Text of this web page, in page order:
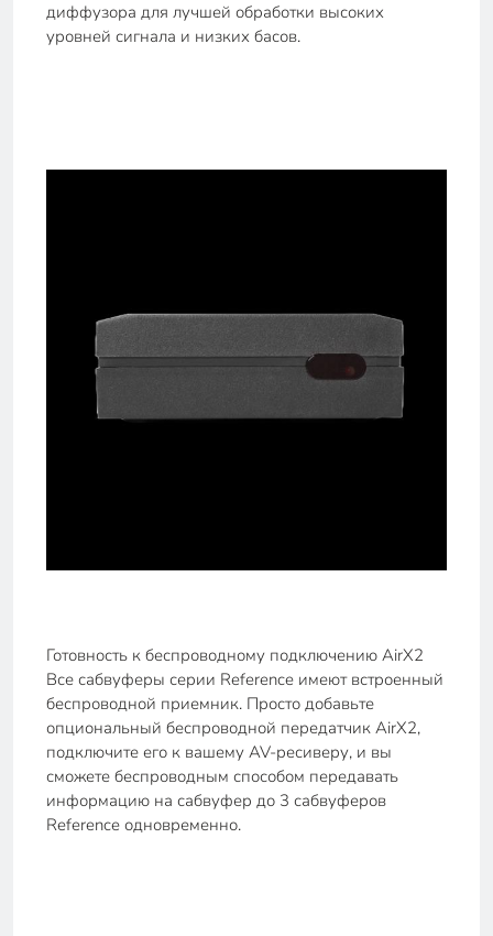
диффузора для лучшей обработки высоких
уровней сигнала и низких басов.
Готовность к беспроводному подключению AirX2
Все сабвуферы серии Reference имеют встроенный
беспроводной приемник. Просто добавьте
опциональный беспроводной передатчик AirX2,
подключите его к вашему AV-ресиверу, и вы
сможете беспроводным способом передавать
информацию на сабвуфер до 3 сабвуферов
Reference одновременно.